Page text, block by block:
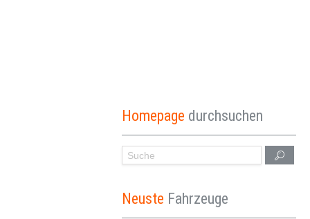
Homepage durchsuchen
Neuste Fahrzeuge